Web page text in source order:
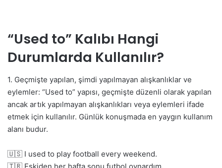
“Used to” Kalıbı Hangi
Durumlarda Kullanılır?
1. Geçmişte yapılan, şimdi yapılmayan alışkanlıklar ve
eylemler: “Used to” yapısı, geçmişte düzenli olarak yapılan
ancak artık yapılmayan alışkanlıkları veya eylemleri ifade
etmek için kullanılır. Günlük konuşmada en yaygın kullanım
alanı budur.
🇺🇸 I used to play football every weekend.
🇹🇷 Eskiden her hafta sonu futbol oynardım.